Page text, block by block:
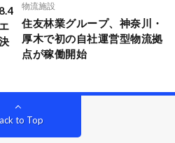
物流施設
住友林業グループ、神奈川・
厚木で初の自社運営型物流拠
点が稼働開始
to Top